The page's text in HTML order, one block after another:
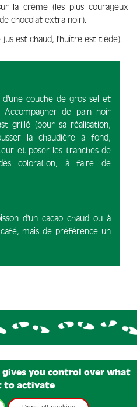
la crème (les plus courageux
chocolat extra noir).
est chaud, l'huître est tiède).
couche de gros sel et
Accompagner de pain noir
grillé (pour sa réalisation,
la chaudière à fond,
et poser les tranches de
coloration, à faire de
d'un cacao chaud ou à
mais de préférence un
VENTE
gives you control over what
to activate